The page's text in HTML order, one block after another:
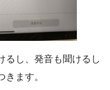
るし、発音も聞けるし
ます。